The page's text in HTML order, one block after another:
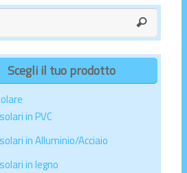
Scegli il tuo prodotto
in PVC
in Alluminio/Acciaio
in legno